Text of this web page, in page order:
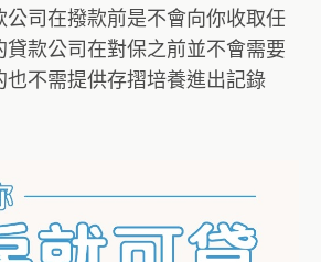
公司在撥款前是不會向你收取任
款公司在對保之前並不會需要
不需提供存摺培養進出記錄